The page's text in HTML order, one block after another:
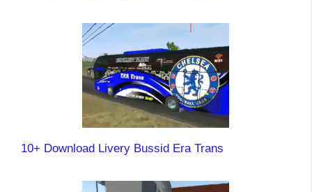
10+ Download Livery Bussid Era Trans